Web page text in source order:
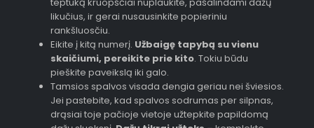
likučius, ir gerai nusausinkite popieriniu
rankšluosčiu.
Eikite į kitą numerį. Užbaigę tapybą su vienu
skaičiumi, pereikite prie kito. Tokiu būdu
pieškite paveikslą iki galo.
Tamsios spalvos visada dengia geriau nei šviesios.
Jei pastebite, kad spalvos sodrumas per silpnas,
drąsiai toje pačioje vietoje užtepkite papildomą